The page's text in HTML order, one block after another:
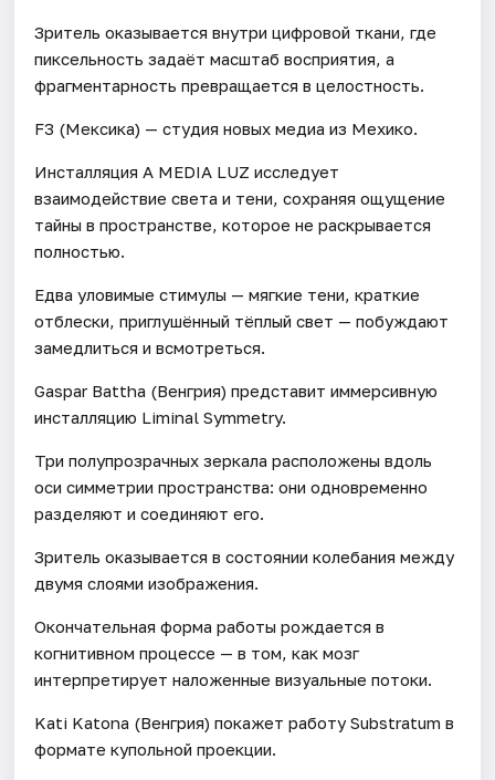
Зритель оказывается внутри цифровой ткани, где
пиксельность задаёт масштаб восприятия, а
фрагментарность превращается в целостность.
F3 (Мексика) — студия новых медиа из Мехико.
Инсталляция A MEDIA LUZ исследует
взаимодействие света и тени, сохраняя ощущение
тайны в пространстве, которое не раскрывается
полностью.
Едва уловимые стимулы — мягкие тени, краткие
отблески, приглушённый тёплый свет — побуждают
замедлиться и всмотреться.
Gaspar Battha (Венгрия) представит иммерсивную
инсталляцию Liminal Symmetry.
Три полупрозрачных зеркала расположены вдоль
оси симметрии пространства: они одновременно
разделяют и соединяют его.
Зритель оказывается в состоянии колебания между
двумя слоями изображения.
Окончательная форма работы рождается в
когнитивном процессе — в том, как мозг
интерпретирует наложенные визуальные потоки.
Kati Katona (Венгрия) покажет работу Substratum в
формате купольной проекции.